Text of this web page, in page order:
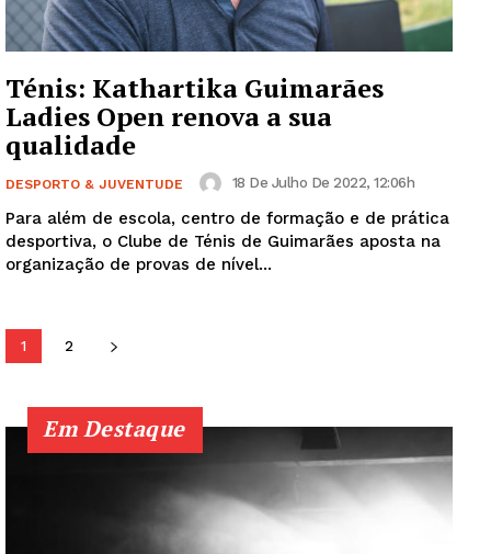
SUBSCREVA JÁ!
Institucional
Artigos
Edição Digital
Europa
Publicidade
Quero ser Assinante
Ténis: Kathartika Guimarães
Ladies Open renova a sua
qualidade
DESPORTO & JUVENTUDE 18 De Julho De 2022, 12:06h
Para além de escola, centro de formação e de prática
desportiva, o Clube de Ténis de Guimarães aposta na
organização de provas de nível...
1 2
Em Destaque